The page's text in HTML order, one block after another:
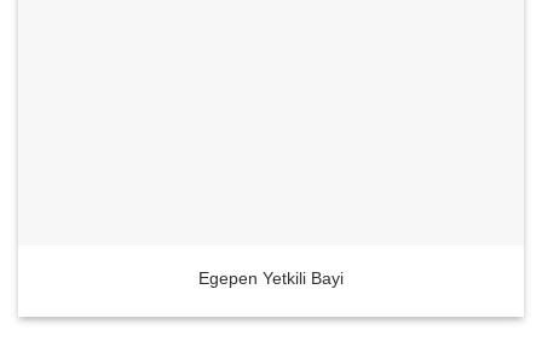
Egepen Yetkili Bayi